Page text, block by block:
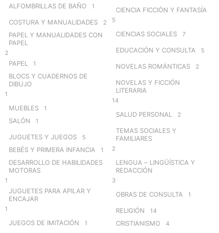
ALFOMBRILLAS DE BAÑO 1
COSTURA Y MANUALIDADES 2
PAPEL Y MANUALIDADES CON
PAPEL
2
PAPEL 1
BLOCS Y CUADERNOS DE
DIBUJO
1
MUEBLES 1
SALÓN 1
JUGUETES Y JUEGOS 5
BEBÉS Y PRIMERA INFANCIA 1
DESARROLLO DE HABILIDADES
MOTORAS
1
JUGUETES PARA APILAR Y
ENCAJAR
1
JUEGOS DE IMITACIÓN 1
CIENCIA FICCIÓN Y FANTASÍA
5
CIENCIAS SOCIALES 7
EDUCACIÓN Y CONSULTA 5
NOVELAS ROMÁNTICAS 2
NOVELAS Y FICCIÓN
LITERARIA
14
SALUD PERSONAL 2
TEMAS SOCIALES Y
FAMILIARES
2
LENGUA – LINGÜÍSTICA Y
REDACCIÓN
3
OBRAS DE CONSULTA 1
RELIGIÓN 14
CRISTIANISMO 4